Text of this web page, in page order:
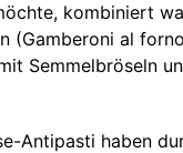
kombiniert
(Gamberoni al
Semmelbröseln
Antipasti haben